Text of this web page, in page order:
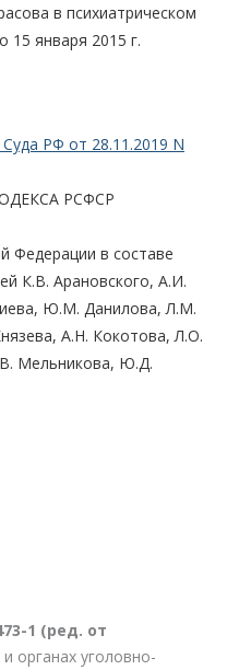
в психиатрическом
15 января 2015 г.
РФ от 28.11.2019 N
РСФСР
Федерации в составе
К.В. Арановского, А.И.
Ю.М. Данилова, Л.М.
А.Н. Кокотова, Л.О.
Мельникова, Ю.Д.
1 (ред. от
органах уголовно-